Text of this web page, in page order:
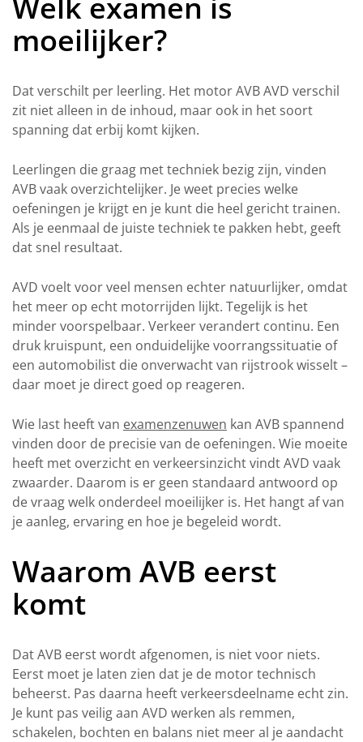
Welk examen is
moeilijker?
Dat verschilt per leerling. Het motor AVB AVD verschil
zit niet alleen in de inhoud, maar ook in het soort
spanning dat erbij komt kijken.
Leerlingen die graag met techniek bezig zijn, vinden
AVB vaak overzichtelijker. Je weet precies welke
oefeningen je krijgt en je kunt die heel gericht trainen.
Als je eenmaal de juiste techniek te pakken hebt, geeft
dat snel resultaat.
AVD voelt voor veel mensen echter natuurlijker, omdat
het meer op echt motorrijden lijkt. Tegelijk is het
minder voorspelbaar. Verkeer verandert continu. Een
druk kruispunt, een onduidelijke voorrangssituatie of
een automobilist die onverwacht van rijstrook wisselt –
daar moet je direct goed op reageren.
Wie last heeft van examenzenuwen kan AVB spannend
vinden door de precisie van de oefeningen. Wie moeite
heeft met overzicht en verkeersinzicht vindt AVD vaak
zwaarder. Daarom is er geen standaard antwoord op
de vraag welk onderdeel moeilijker is. Het hangt af van
je aanleg, ervaring en hoe je begeleid wordt.
Waarom AVB eerst
komt
Dat AVB eerst wordt afgenomen, is niet voor niets.
Eerst moet je laten zien dat je de motor technisch
beheerst. Pas daarna heeft verkeersdeelname echt zin.
Je kunt pas veilig aan AVD werken als remmen,
schakelen, bochten en balans niet meer al je aandacht